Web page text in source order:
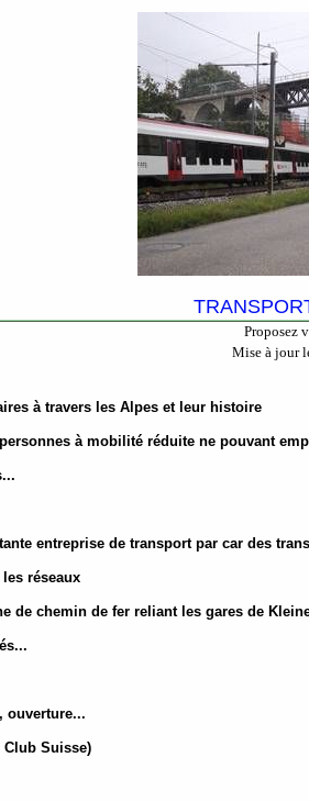
Proposez
Mise à jour
à travers les Alpes et leur histoire
à mobilité réduite ne pouvant
entreprise de transport par car des
réseaux
de chemin de fer reliant les gares de
ouverture...
Suisse)